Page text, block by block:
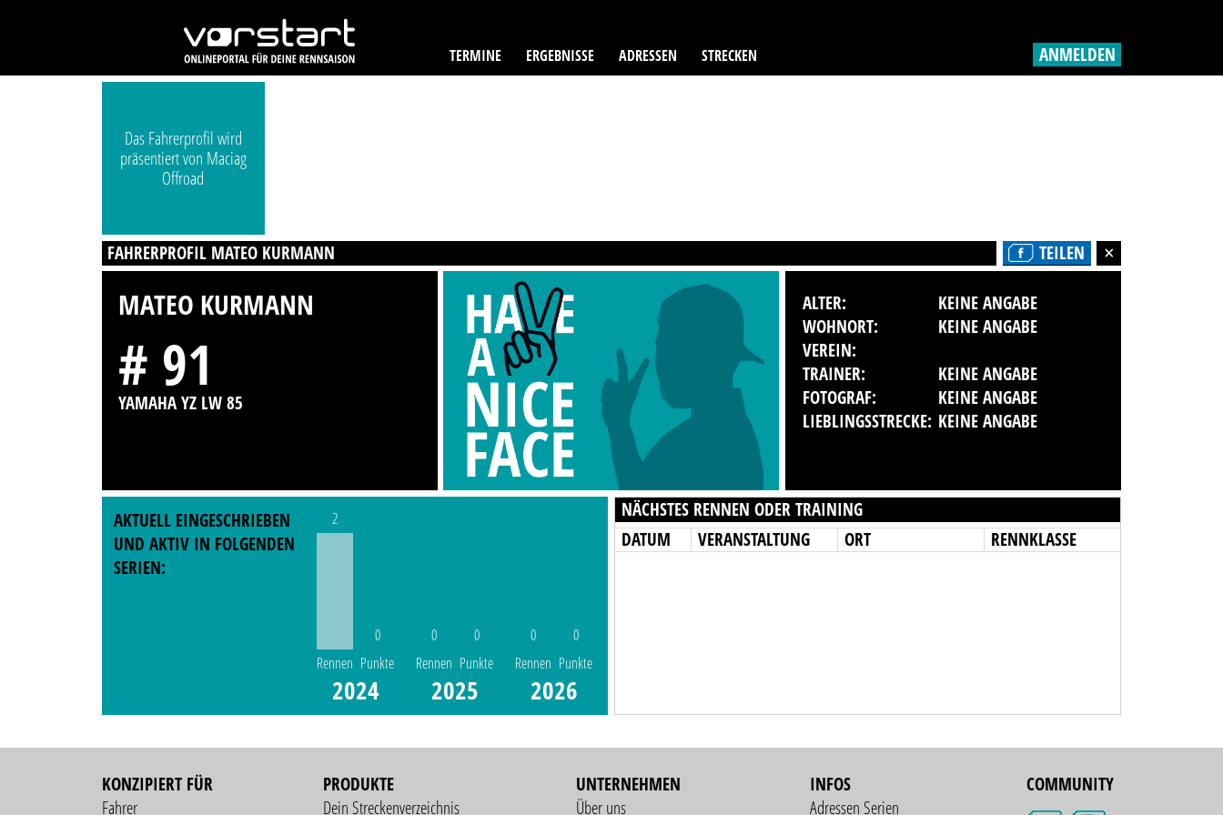
TERMINE ERGEBNISSE ADRESSEN STRECKEN ANMELDEN
Das Fahrerprofil wird
präsentiert von Maciag
Offroad
FAHRERPROFIL MATEO KURMANN TEILEN
MATEO KURMANN
# 91
YAMAHA YZ LW 85
ALTER:
KEINE ANGABE
WOHNORT:
KEINE ANGABE
VEREIN:
TRAINER:
KEINE ANGABE
FOTOGRAF:
KEINE ANGABE
LIEBLINGSSTRECKE: KEINE ANGABE
AKTUELL EINGESCHRIEBEN
UND AKTIV IN FOLGENDEN
SERIEN:
2
Rennen
0
Punkte
2024
0
Rennen
0
Punkte
2025
0
Rennen
0
Punkte
2026
NÄCHSTES RENNEN ODER TRAINING
DATUM
VERANSTALTUNG ORT RENNKLASSE
KONZIPIERT FÜR
Fahrer
PRODUKTE
Dein Streckenverzeichnis
UNTERNEHMEN
Über uns
INFOS
Adressen Serien
COMMUNITY